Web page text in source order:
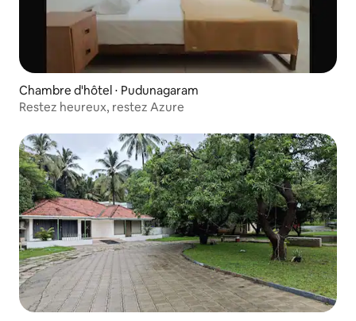
Chambre d'hôtel ⋅ Pudunagaram
Restez heureux, restez Azure